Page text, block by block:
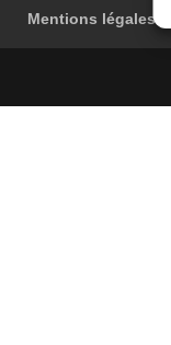
Mentions légales